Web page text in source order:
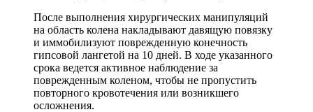
После выполнения хирургических манипуляций
на область колена накладывают давящую повязку
и иммобилизуют поврежденную конечность
гипсовой лангетой на 10 дней. В ходе указанного
срока ведется активное наблюдение за
поврежденным коленом, чтобы не пропустить
повторного кровотечения или возникшего
осложнения.